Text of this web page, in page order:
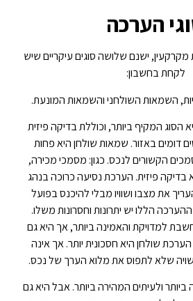
הערכה
ישנם שלושה סוגים עיקריים שיש
לקחת בחשבון:
השמאות השולחני והשמאות המונעת.
הסוג המקיף ביותר, וכוללת בדיקה פיזית
דומים באזור. שמאות שולחן היא פחות
הקשורים לנכס. כגון: מסמכי מכירה,
בדיקה פיזית. הערכת נסיעה כרוכה בנהג
את מצבו ושוויו מבלי להיכנס בפועל
הללו יש יתרונות וחסרונות משלו.
למדויקת והאמינה ביותר, אך היא גם
הערכת שולחן היא חסכונית יותר. אך אינה
שלא לתפוס את מלוא הערך של נכס.
ולעיתים המהירה ביותר. אבל היא גם